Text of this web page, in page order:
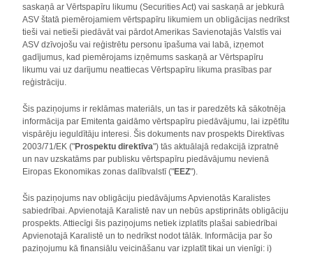
saskaņā ar Vērtspapīru likumu (Securities Act) vai saskaņā ar jebkurā
ASV štatā piemērojamiem vērtspapīru likumiem un obligācijas nedrīkst
tieši vai netieši piedāvāt vai pārdot Amerikas Savienotajās Valstīs vai
ASV dzīvojošu vai reģistrētu personu īpašuma vai labā, izņemot
gadījumus, kad piemērojams izņēmums saskaņā ar Vērtspapīru
likumu vai uz darījumu neattiecas Vērtspapīru likuma prasības par
reģistrāciju.
Šis paziņojums ir reklāmas materiāls, un tas ir paredzēts kā sākotnēja
informācija par Emitenta gaidāmo vērtspapīru piedāvājumu, lai izpētītu
vispārēju ieguldītāju interesi. Šis dokuments nav prospekts Direktīvas
2003/71/EK ("Prospektu direktīva") tās aktuālajā redakcijā izpratnē
un nav uzskatāms par publisku vērtspapīru piedāvājumu nevienā
Eiropas Ekonomikas zonas dalībvalstī ("EEZ").
Šis paziņojums nav obligāciju piedāvājums Apvienotās Karalistes
sabiedrībai. Apvienotajā Karalistē nav un nebūs apstiprināts obligāciju
prospekts. Attiecīgi šis paziņojums netiek izplatīts plašai sabiedrībai
Apvienotajā Karalistē un to nedrīkst nodot tālāk. Informācija par šo
paziņojumu kā finansiālu veicināšanu var izplatīt tikai un vienīgi: i)